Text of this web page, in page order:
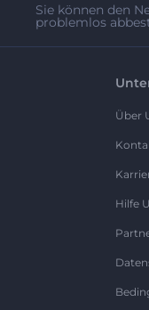
Sie können den
problemlos
Über
Hilfe